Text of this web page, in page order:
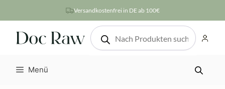
Inhalt
springen
Versandkostenfrei in DE ab 100€
Products
search
Menü